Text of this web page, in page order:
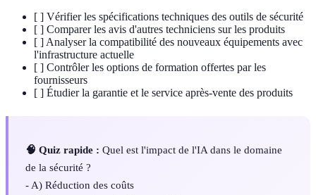
[ ] Vérifier les spécifications techniques des outils de sécurité
[ ] Comparer les avis d'autres techniciens sur les produits
[ ] Analyser la compatibilité des nouveaux équipements avec
l'infrastructure actuelle
[ ] Contrôler les options de formation offertes par les
fournisseurs
[ ] Étudier la garantie et le service après-vente des produits
🧠 Quiz rapide : Quel est l'impact de l'IA dans le domaine
de la sécurité ?
- A) Réduction des coûts